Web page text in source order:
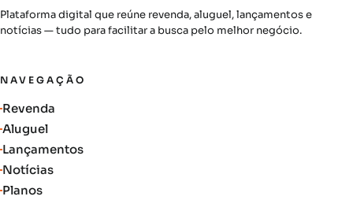
Plataforma digital que reúne revenda, aluguel, lançamentos e
notícias — tudo para facilitar a busca pelo melhor negócio.
NAVEGAÇÃO
Revenda
Aluguel
Lançamentos
Notícias
Planos